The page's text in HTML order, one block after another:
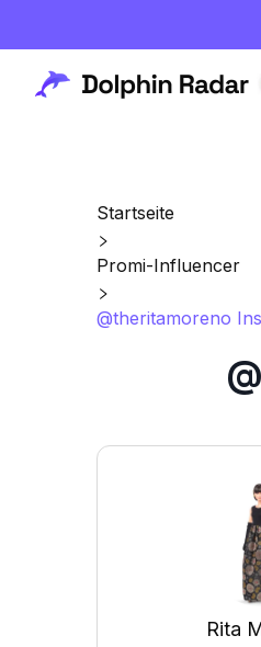
Startseite
Promi-Influencer
@theritamoreno
Rita